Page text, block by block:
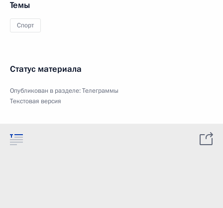
Темы
Спорт
Статус материала
Опубликован в разделе:Телеграммы
Текстовая версия